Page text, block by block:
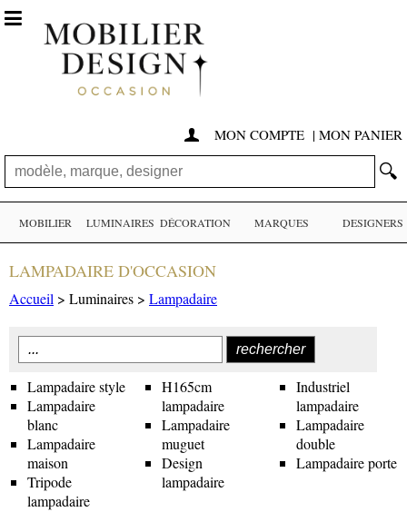
 MON COMPTE | MON PANIER
🔍

MOBILIER LUMINAIRES DÉCORATION MARQUES DESIGNERS
LAMPADAIRE D'OCCASION
Accueil > Luminaires > Lampadaire
Lampadaire style
Lampadaire
blanc
Lampadaire
maison
Tripode
lampadaire
H165cm
lampadaire
Lampadaire
muguet
Design
lampadaire
Industriel
lampadaire
Lampadaire
double
Lampadaire porte